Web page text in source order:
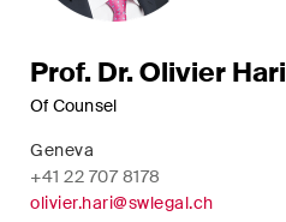
Prof. Dr. Olivier Hari
Of Counsel
Geneva
+41 22 707 8178
olivier.hari@swlegal.ch
Compliance
Publikationen